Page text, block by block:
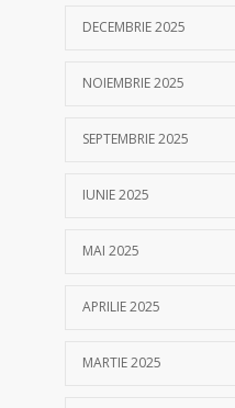
DECEMBRIE 2025
NOIEMBRIE 2025
SEPTEMBRIE 2025
IUNIE 2025
MAI 2025
APRILIE 2025
MARTIE 2025